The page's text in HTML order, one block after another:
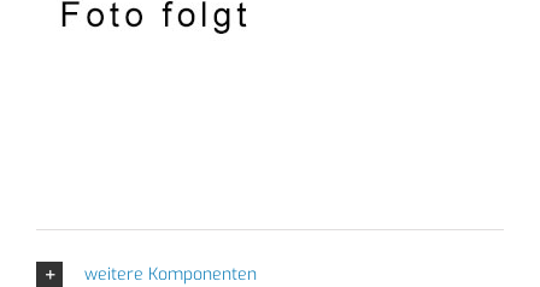
weitere Komponenten